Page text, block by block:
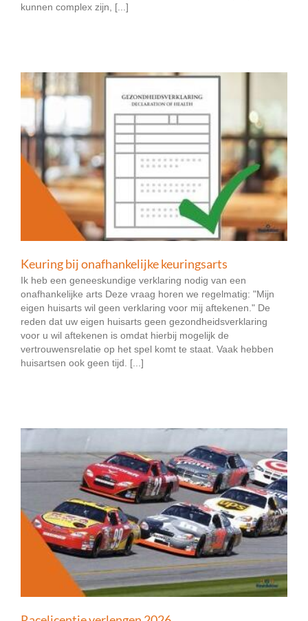
kunnen complex zijn, [...]
Keuring bij onafhankelijke keuringsarts
Ik heb een geneeskundige verklaring nodig van een
onafhankelijke arts Deze vraag horen we regelmatig: "Mijn
eigen huisarts wil geen verklaring voor mij aftekenen." De
reden dat uw eigen huisarts geen gezondheidsverklaring
voor u wil aftekenen is omdat hierbij mogelijk de
vertrouwensrelatie op het spel komt te staat. Vaak hebben
huisartsen ook geen tijd. [...]